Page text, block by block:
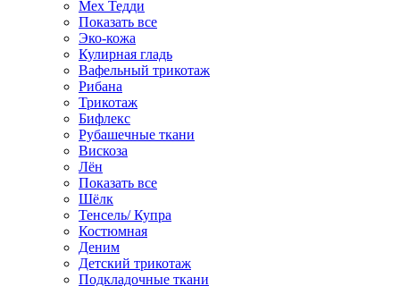
Мех Тедди
Показать все
Эко-кожа
Кулирная гладь
Вафельный трикотаж
Рибана
Трикотаж
Бифлекс
Рубашечные ткани
Вискоза
Лён
Показать все
Шёлк
Тенсель/ Купра
Костюмная
Деним
Детский трикотаж
Подкладочные ткани